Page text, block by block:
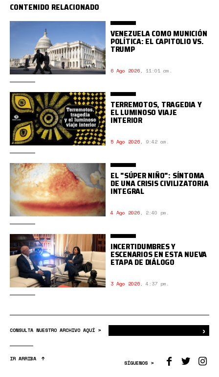
CONTENIDO RELACIONADO
VENEZUELA COMO MUNICIÓN
POLÍTICA: EL CAPITOLIO VS.
TRUMP
6 Ago 2026, 11:01 am.
TERREMOTOS, TRAGEDIA Y
EL LUMINOSO VIAJE
INTERIOR
5 Ago 2026, 9:42 am.
EL "SÚPER NIÑO": SÍNTOMA
DE UNA CRISIS CIVILIZATORIA
INTEGRAL
4 Ago 2026, 2:40 pm.
INCERTIDUMBRES Y
ESCENARIOS EN ESTA NUEVA
ETAPA DE DIÁLOGO
3 Ago 2026, 4:37 pm.
CONSULTA NUESTRO ARCHIVO AQUÍ > ›
IR ARRIBA
SÍGUENOS >